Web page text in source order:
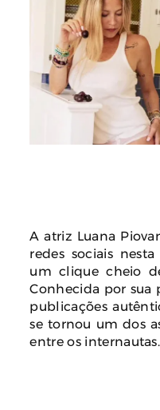
A atriz Luana
redes sociais
um clique cheio
Conhecida por sua
publicações
se tornou um dos
entre os internautas.